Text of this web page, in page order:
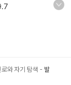
와 자기 탐색 - 발